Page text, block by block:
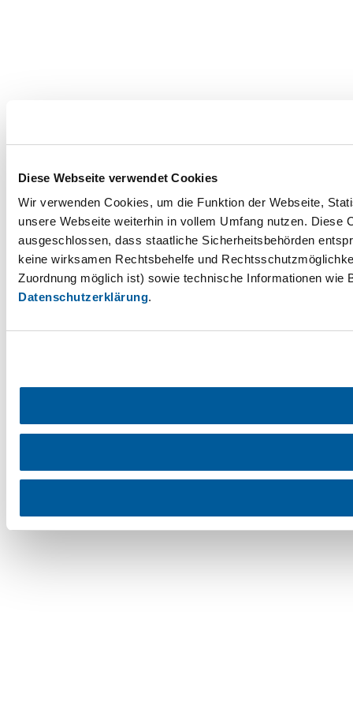
Diese Webseite verwendet Cookies
Wir verwenden Cookies, um die Funktion der Webseite,
unsere Webseite weiterhin in vollem Umfang nutzen.
ausgeschlossen, dass staatliche Sicherheitsbehörden
keine wirksamen Rechtsbehelfe und
Zuordnung möglich ist) sowie technische Informationen wie
Datenschutzerklärung.